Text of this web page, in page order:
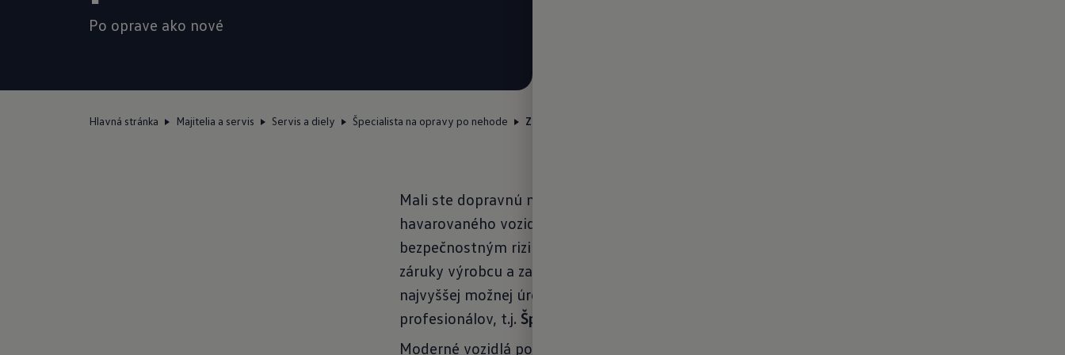
Po oprave ako nové
Hlavná stránka Majitelia a servis Servis a diely Špecialista na opravy po nehode Zoznam partnerov projektu
Mali ste dopravnú nehodu? Pamätajte na to, že nesprávna oprava
havarovaného vozidla môže byť pre vás do budúcnosti veľkým
bezpečnostným rizikom. Aj po nehode vám zabezpečíme zachovanie
záruky výrobcu a zachováme bezpečnosť aj cenu vášho vozidla na
najvyššej možnej úrovni. Stačí k tomu jediné - obrátiť sa na
profesionálov, t.j. Špecialistov na opravy po nehode
Moderné vozidlá používajú nové technológie a celý rad prvkov